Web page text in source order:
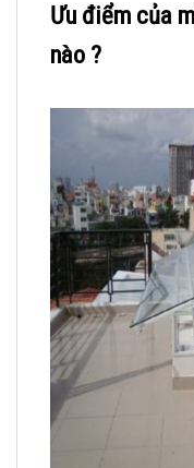
Ưu điểm của
nào ?